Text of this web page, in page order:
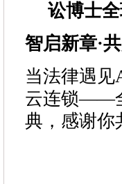
讼博士
智启新章·
当法律遇见
云连锁——
典，感谢你